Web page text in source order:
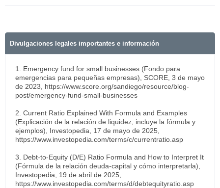
Divulgaciones legales importantes e información
1. Emergency fund for small businesses (Fondo para
emergencias para pequeñas empresas), SCORE, 3 de mayo
de 2023, https://www.score.org/sandiego/resource/blog-
post/emergency-fund-small-businesses
2. Current Ratio Explained With Formula and Examples
(Explicación de la relación de liquidez, incluye la fórmula y
ejemplos), Investopedia, 17 de mayo de 2025,
https://www.investopedia.com/terms/c/currentratio.asp
3. Debt-to-Equity (D/E) Ratio Formula and How to Interpret It
(Fórmula de la relación deuda-capital y cómo interpretarla),
Investopedia, 19 de abril de 2025,
https://www.investopedia.com/terms/d/debtequityratio.asp